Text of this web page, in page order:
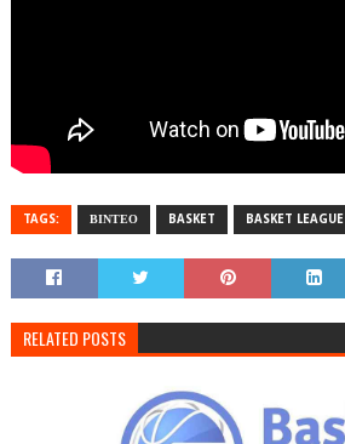
TAGS: ΒΙΝΤΕΟ BASKET BASKET LEAGUE
RELATED POSTS